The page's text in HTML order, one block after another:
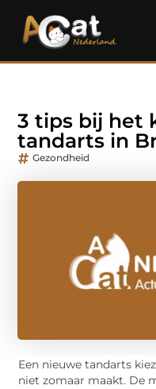
3 tips bij het
tandarts in
Gezondheid
Een nieuwe tandarts
niet zomaar maakt. De